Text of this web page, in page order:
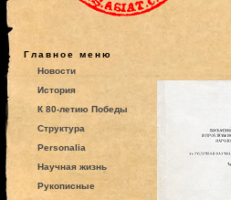
Главное меню
Новости
История
К 80-летию Победы
Структура
Personalia
Научная жизнь
Рукописные